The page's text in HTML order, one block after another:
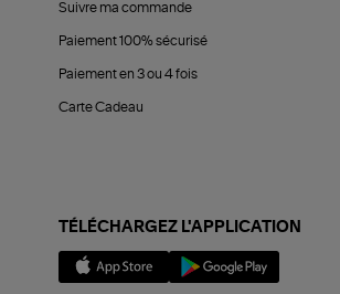
Suivre ma commande
Paiement 100% sécurisé
Paiement en 3 ou 4 fois
Carte Cadeau
TÉLÉCHARGEZ L'APPLICATION